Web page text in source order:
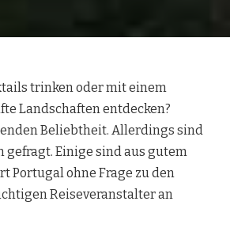
trinken oder mit einem
Landschaften entdecken?
Beliebtheit. Allerdings sind
Einige sind aus gutem
Portugal ohne Frage zu den
Reiseveranstalter an